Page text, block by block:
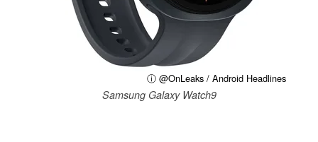
ⓘ @OnLeaks / Android Headlines
Samsung Galaxy Watch9